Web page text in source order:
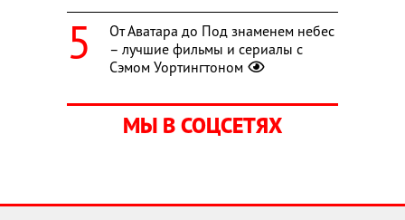
От Аватара до Под знаменем небес
– лучшие фильмы и сериалы с
Сэмом Уортингтоном
МЫ В СОЦСЕТЯХ